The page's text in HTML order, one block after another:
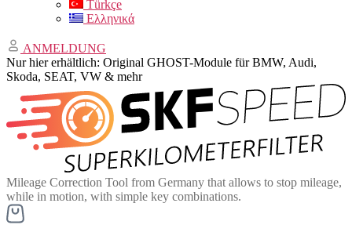
Türkçe
Ελληνικά
ANMELDUNG
Nur hier erhältlich: Original GHOST-Module für BMW, Audi,
Skoda, SEAT, VW & mehr
Mileage Correction Tool from Germany that allows to stop mileage,
while in motion, with simple key combinations.